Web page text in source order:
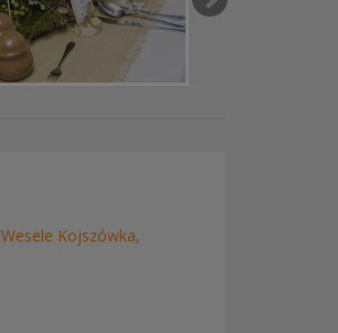
Wesele Kojszówka,